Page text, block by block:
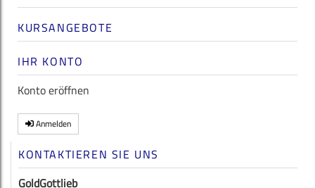
KURSANGEBOTE
IHR KONTO
Konto eröffnen
Anmelden
KONTAKTIEREN SIE UNS
GoldGottlieb